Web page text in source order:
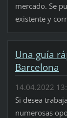
mercado. Se
existente y
Una guía
Barcelona
14.04.2022
Si desea
numerosas